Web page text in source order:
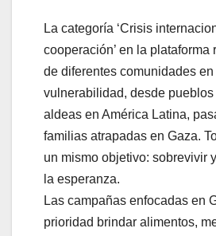
La categoría ‘Crisis
cooperación’ en la plataforma
de diferentes comunidades
vulnerabilidad, desde pueblos
aldeas en América Latina,
familias atrapadas en Gaza.
un mismo objetivo: sobrevivir
la esperanza.
Las campañas enfocadas en
prioridad brindar alimentos,